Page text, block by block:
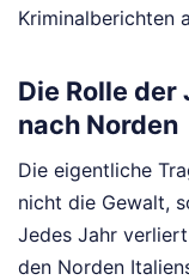
Kriminalberichten
Die Rolle
nach Norden
Die eigentliche
nicht die Gewalt,
Jedes Jahr
den Norden